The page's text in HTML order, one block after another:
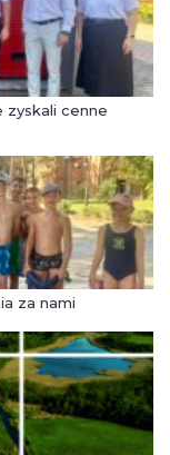
zyskali cenne
za nami